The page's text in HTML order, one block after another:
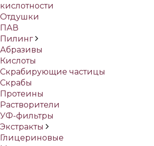
кислотности
Отдушки
ПАВ
Пилинг
Абразивы
Кислоты
Скрабирующие частицы
Скрабы
Протеины
Растворители
УФ-фильтры
Экстракты
Глицериновые